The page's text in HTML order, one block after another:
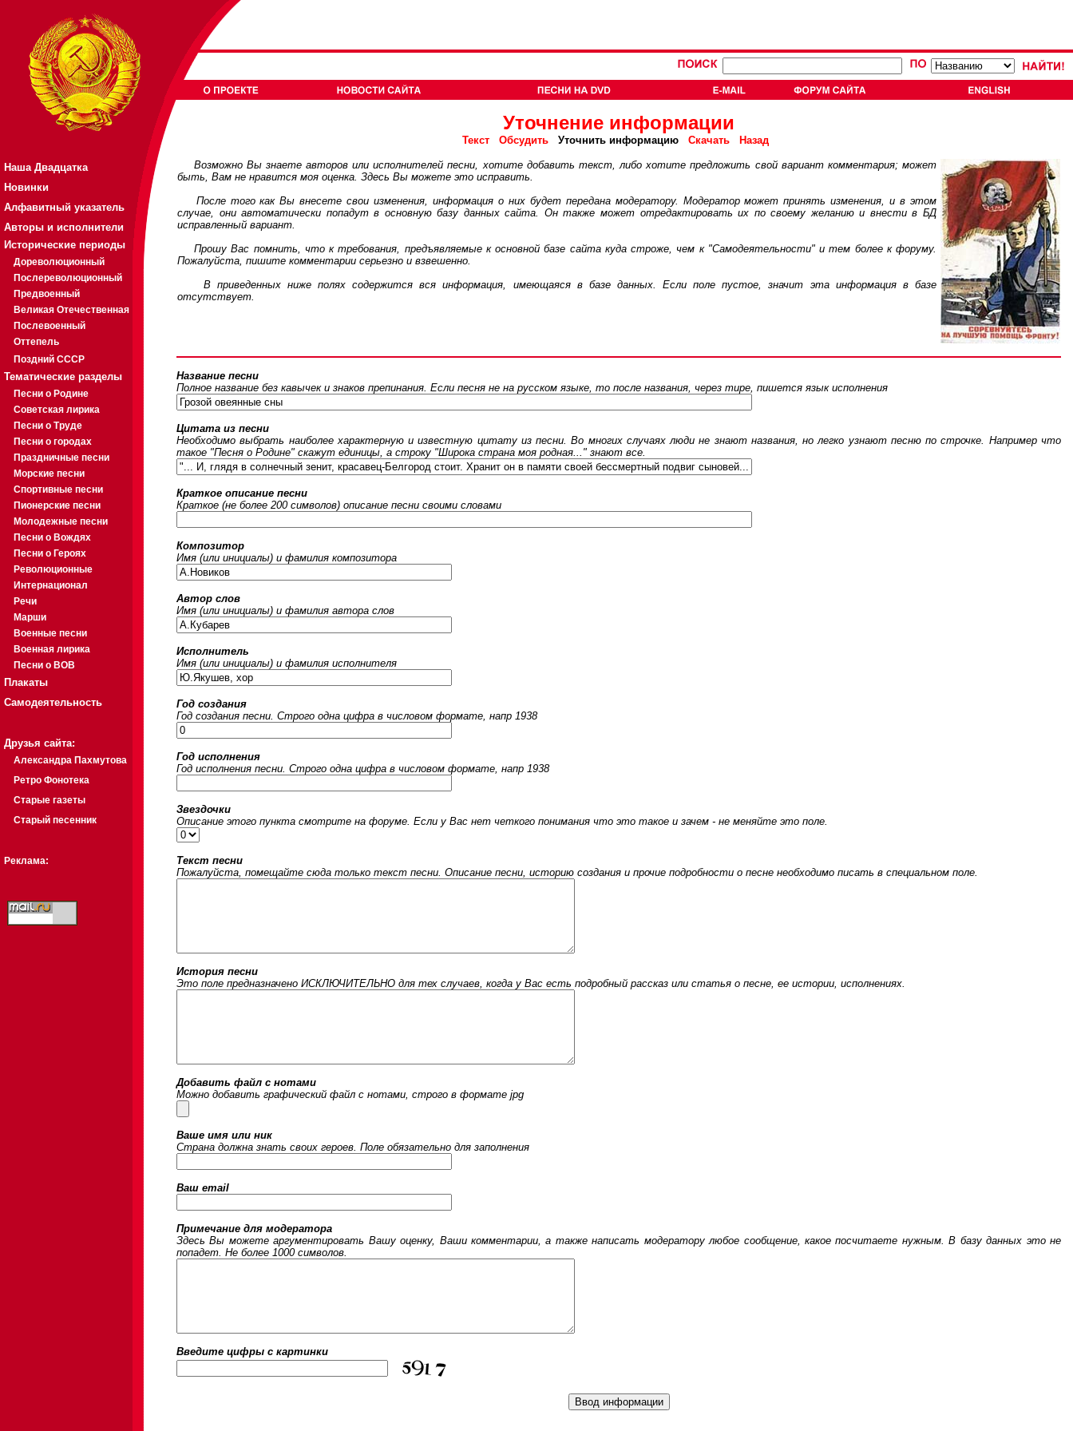
Наша Двадцатка
Новинки
Алфавитный указатель
Авторы и исполнители
Исторические периоды
Дореволюционный
Послереволюционный
Предвоенный
Великая Отечественная
Послевоенный
Оттепель
Поздний СССР
Тематические разделы
Песни о Родине
Советская лирика
Песни о Труде
Песни о городах
Праздничные песни
Морские песни
Спортивные песни
Пионерские песни
Молодежные песни
Песни о Вождях
Песни о Героях
Революционные
Интернационал
Речи
Марши
Военные песни
Военная лирика
Песни о ВОВ
Плакаты
Самодеятельность
Друзья сайта:
Александра Пахмутова
Ретро Фонотека
Старые газеты
Старый песенник
Реклама:
Уточнение информации
Текст Обсудить Уточнить информацию Скачать Назад
Возможно Вы знаете авторов или исполнителей песни, хотите добавить текст, либо хотите предложить свой вариант комментария; может
быть, Вам не нравится моя оценка. Здесь Вы можете это исправить.
После того как Вы внесете свои изменения, информация о них будет передана модератору. Модератор может принять изменения, и в этом
случае, они автоматически попадут в основную базу данных сайта. Он также может отредактировать их по своему желанию и внести в БД
исправленный вариант.
Прошу Вас помнить, что к требования, предъявляемые к основной базе сайта куда строже, чем к "Самодеятельности" и тем более к форуму.
Пожалуйста, пишите комментарии серьезно и взвешенно.
В приведенных ниже полях содержится вся информация, имеющаяся в базе данных. Если поле пустое, значит эта информация в базе
отсутствует.
Название песни
Полное название без кавычек и знаков препинания. Если песня не на русском языке, то после названия, через тире, пишется язык исполнения
Цитата из песни
Необходимо выбрать наиболее характерную и известную цитату из песни. Во многих случаях люди не знают названия, но легко узнают песню по строчке. Например что
такое "Песня о Родине" скажут единицы, а строку "Широка страна моя родная..." знают все.
Краткое описание песни
Краткое (не более 200 символов) описание песни своими словами
Композитор
Имя (или инициалы) и фамилия композитора
Автор слов
Имя (или инициалы) и фамилия автора слов
Исполнитель
Имя (или инициалы) и фамилия исполнителя
Год создания
Год создания песни. Строго одна цифра в числовом формате, напр 1938
Год исполнения
Год исполнения песни. Строго одна цифра в числовом формате, напр 1938
Звездочки
Описание этого пункта смотрите на форуме. Если у Вас нет четкого понимания что это такое и зачем - не меняйте это поле.
Текст песни
Пожалуйста, помещайте сюда только текст песни. Описание песни, историю создания и прочие подробности о песне необходимо писать в специальном поле.
История песни
Это поле предназначено ИСКЛЮЧИТЕЛЬНО для тех случаев, когда у Вас есть подробный рассказ или статья о песне, ее истории, исполнениях.
Добавить файл с нотами
Можно добавить графический файл с нотами, строго в формате jpg
Ваше имя или ник
Страна должна знать своих героев. Поле обязательно для заполнения
Ваш email
Примечание для модератора
Здесь Вы можете аргументировать Вашу оценку, Ваши комментарии, а также написать модератору любое сообщение, какое посчитаете нужным. В базу данных это не
попадет. Не более 1000 символов.
Введите цифры c картинки